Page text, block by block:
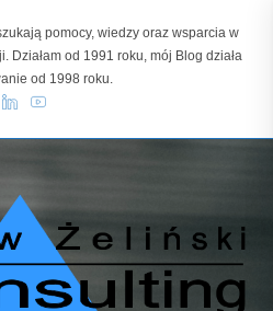
pomocy, wiedzy oraz wsparcia w
Działam od 1991 roku, mój Blog działa
od 1998 roku.